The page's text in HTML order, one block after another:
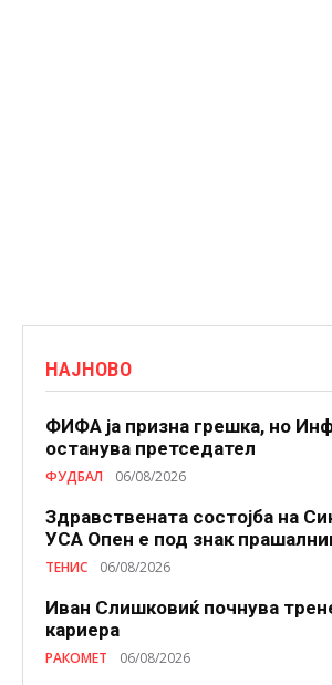
НАЈНОВО
ФИФА ја призна грешка, но
останува претседател
ФУДБАЛ 06/08/2026
Здравствената состојба на
УСА Опен е под знак
ТЕНИС 06/08/2026
Иван Слишковиќ почнува
кариера
РАКОМЕТ 06/08/2026